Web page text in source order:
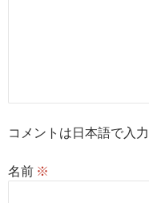
コメントは日本語で入
名前 ※